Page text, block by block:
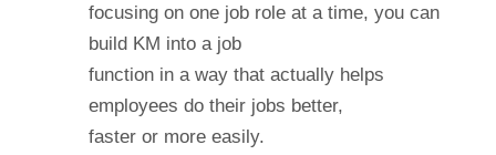
focusing on one job role at a time, you can
build KM into a job
function in a way that actually helps
employees do their jobs better,
faster or more easily.